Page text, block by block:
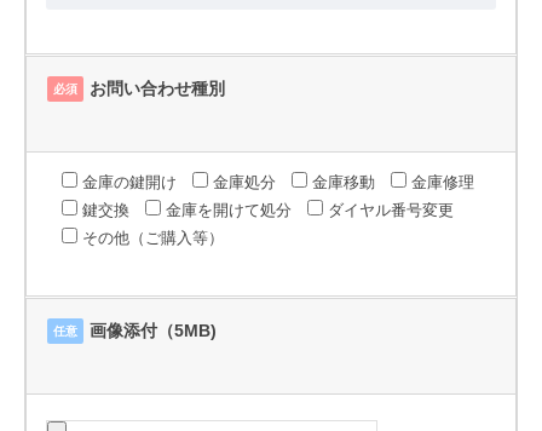
必須 お問い合わせ種別
金庫の鍵開け 金庫処分 金庫移動
金庫修理
鍵交換
金庫を開けて処分
ダイヤル番号変更
その他（ご購入等）
任意 画像添付（5MB)